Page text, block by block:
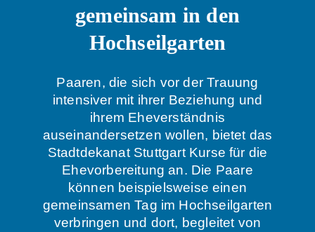
gemeinsam in den
Hochseilgarten
Paaren, die sich vor der Trauung
intensiver mit ihrer Beziehung und
ihrem Eheverständnis
auseinandersetzen wollen, bietet das
Stadtdekanat Stuttgart Kurse für die
Ehevorbereitung an. Die Paare
können beispielsweise einen
gemeinsamen Tag im Hochseilgarten
verbringen und dort, begleitet von